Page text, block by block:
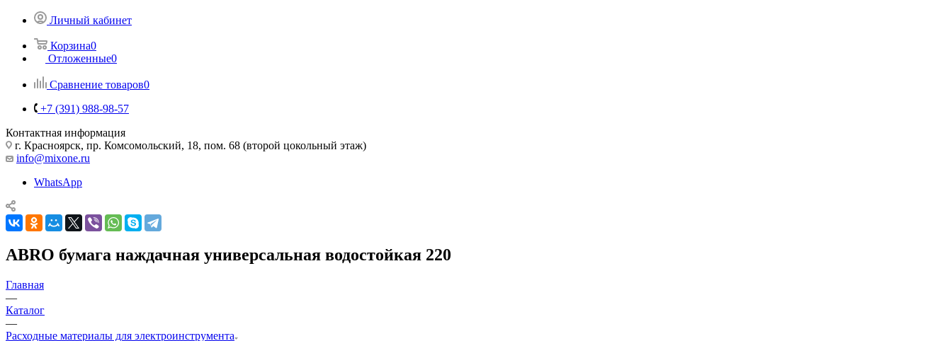
Личный кабинет
Корзина0
Отложенные0
Сравнение товаров0
+7 (391) 988-98-57
Контактная информация
г. Красноярск, пр. Комсомольский, 18, пом. 68 (второй цокольный этаж)
info@mixone.ru
WhatsApp
ABRO бумага наждачная универсальная водостойкая 220
Главная
—
Каталог
—
Расходные материалы для электроинструмента